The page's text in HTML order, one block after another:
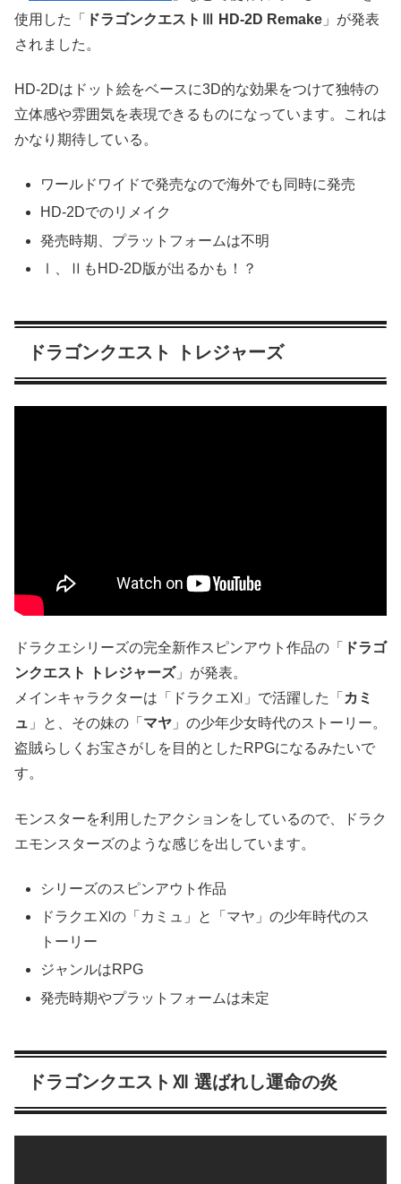
使用した「
ドラゴンクエストⅢ HD-2D Remake 」が発表
されました。
HD-2Dはドット絵をベースに3D的な効果をつけて独特の
立体感や雰囲気を表現できるものになっています。これは
かなり期待している。
ワールドワイドで発売なので海外でも同時に発売
HD-2Dでのリメイク
発売時期、プラットフォームは不明
Ⅰ、ⅡもHD-2D版が出るかも！？
ドラゴンクエスト トレジャーズ
ドラクエシリーズの完全新作スピンアウト作品の「
ドラゴ
ンクエスト トレジャーズ」が発表。
メインキャラクターは「ドラクエⅪ」で活躍した「 カミ
ュ 」と、その妹の「 マヤ 」の少年少女時代のストーリー。
盗賊らしくお宝さがしを目的としたRPGになるみたいで
す。
モンスターを利用したアクションをしているので、ドラク
エモンスターズのような感じを出しています。
シリーズのスピンアウト作品
ドラクエⅪの「カミュ」と「マヤ」の少年時代のス
トーリー
ジャンルはRPG
発売時期やプラットフォームは未定
ドラゴンクエストⅫ 選ばれし運命の炎